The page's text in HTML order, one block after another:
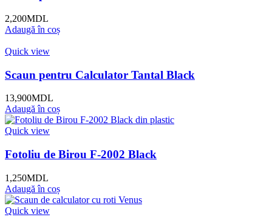
2,200MDL
Adaugă în coș
Quick view
Scaun pentru Calculator Tantal Black
13,900MDL
Adaugă în coș
Quick view
Fotoliu de Birou F-2002 Black
1,250MDL
Adaugă în coș
Quick view